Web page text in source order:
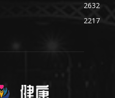
2632
2217